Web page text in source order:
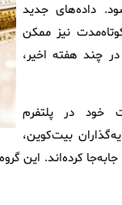
داده‌های جدید
نیز ممکن
چند هفته اخیر،
خود در پلتفرم
بیت‌کوین،
کرده‌اند. این